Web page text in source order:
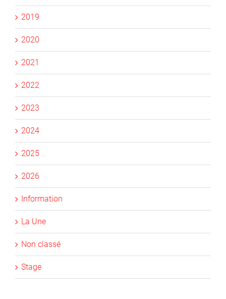
2019
2020
2021
2022
2023
2024
2025
2026
Information
La Une
Non classé
Stage